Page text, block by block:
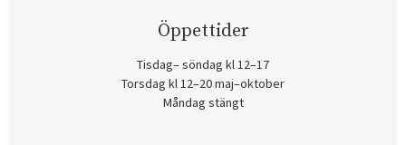
Öppettider
Tisdag– söndag kl 12–17
Torsdag kl 12–20 maj–oktober
Måndag stängt